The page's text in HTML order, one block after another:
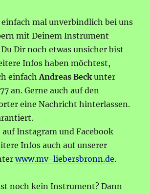
mal unverbindlich bei uns
mit Deinem Instrument
Dir noch etwas unsicher bist
Infos haben möchtest,
einfach Andreas Beck unter
an. Gerne auch auf den
eine Nachricht hinterlassen.
auf Instagram und Facebook
Infos auch auf unserer
www.mv-liebersbronn.de.
noch kein Instrument? Dann